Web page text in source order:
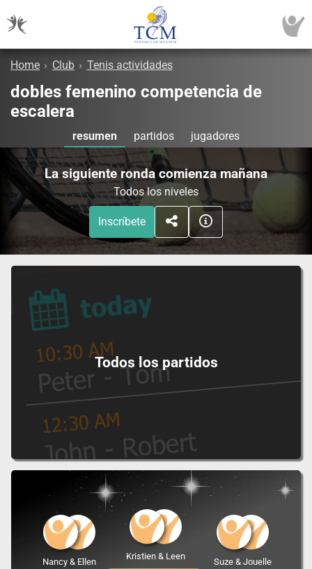
Home › Club › Tenis actividades
dobles femenino competencia de
escalera
resumen partidos jugadores
La siguiente ronda comienza mañana
Todos los niveles
Inscríbete
Todos los partidos
Kristien & Leen
Nancy & Ellen Suze & Jouelle